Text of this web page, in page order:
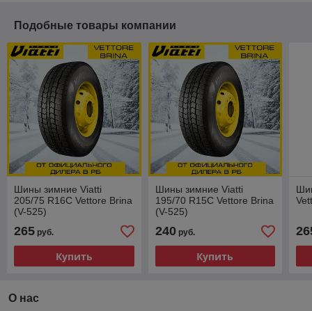
Подобные товары компании
Шины зимние Viatti
205/75 R16C Vettore Brina
(V-525)
265 руб.
Купить
Шины зимние Viatti
195/70 R15C Vettore Brina
(V-525)
240руб.
Купить
О нас